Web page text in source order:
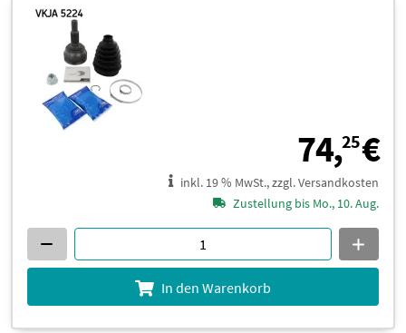
74,25€
inkl. 19 % MwSt., zzgl. Versandkosten
Zustellung bis Mo., 10. Aug.
In den Warenkorb